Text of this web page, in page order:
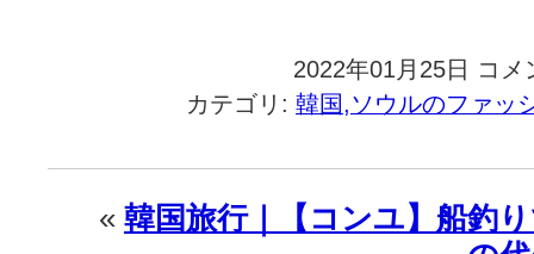
2022年01月25日
韓
旅
｜
ク・
シ
コメ
カテゴリ: 韓国,ソウルのファッ
« 韓国旅行｜【コンユ】船釣